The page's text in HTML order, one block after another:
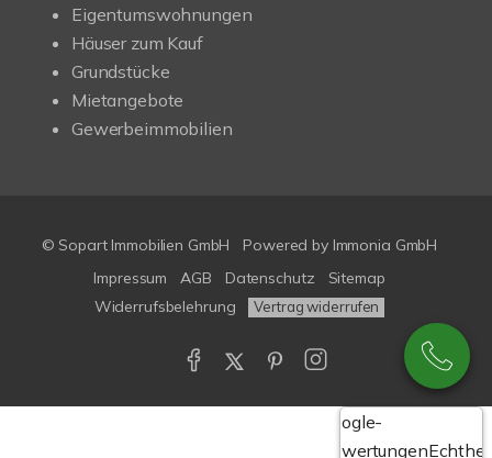
Eigentumswohnungen
Häuser zum Kauf
Grundstücke
Mietangebote
Gewerbeimmobilien
© Sopart Immobilien GmbH Powered by Immonia GmbH
Impressum
AGB Datenschutz
Sitemap
Widerrufsbelehrung
Vertrag widerrufen
Google-
Bewertungen